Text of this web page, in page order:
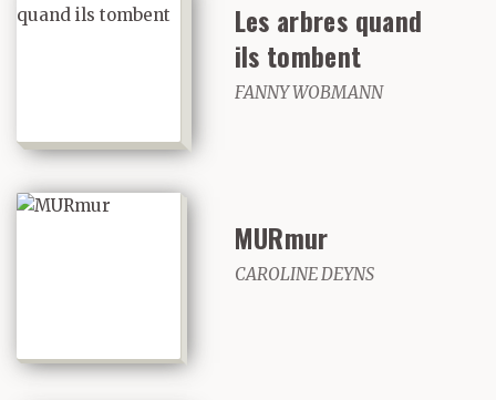
Les arbres quand
ils tombent
FANNY WOBMANN
MURmur
CAROLINE DEYNS